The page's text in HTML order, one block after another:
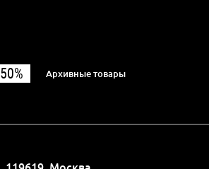
Архивные товары